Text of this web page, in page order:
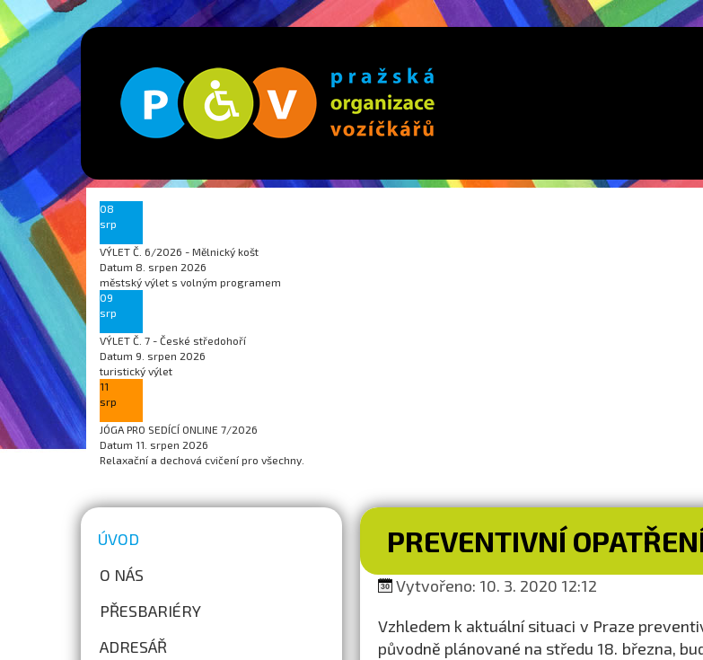
08
srp
VÝLET Č. 6/2026 - Mělnický košt
Datum 8. srpen 2026
městský výlet s volným programem
09
srp
VÝLET Č. 7 - České středohoří
Datum 9. srpen 2026
turistický výlet
11
srp
JÓGA PRO SEDÍCÍ ONLINE 7/2026
Datum 11. srpen 2026
Relaxační a dechová cvičení pro všechny.
ÚVOD
O NÁS
PŘESBARIÉRY
ADRESÁŘ
PREVENTIVNÍ
Vytvořeno: 10. 3. 2020 12:12
Vzhledem k aktuální situaci v Praze
původně plánované na středu 18. března,